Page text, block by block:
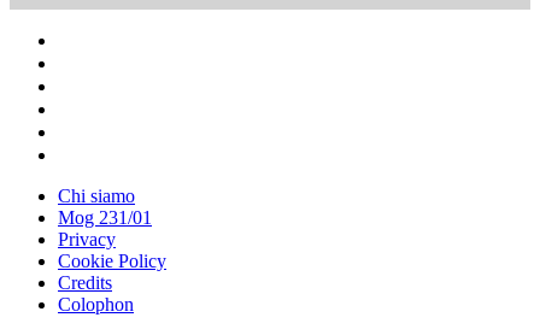
Chi siamo
Mog 231/01
Privacy
Cookie Policy
Credits
Colophon